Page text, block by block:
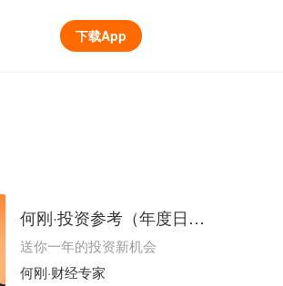
下载App
何刚·投资参考（年度日更）
送你一年的投资新机会
何刚·财经专家